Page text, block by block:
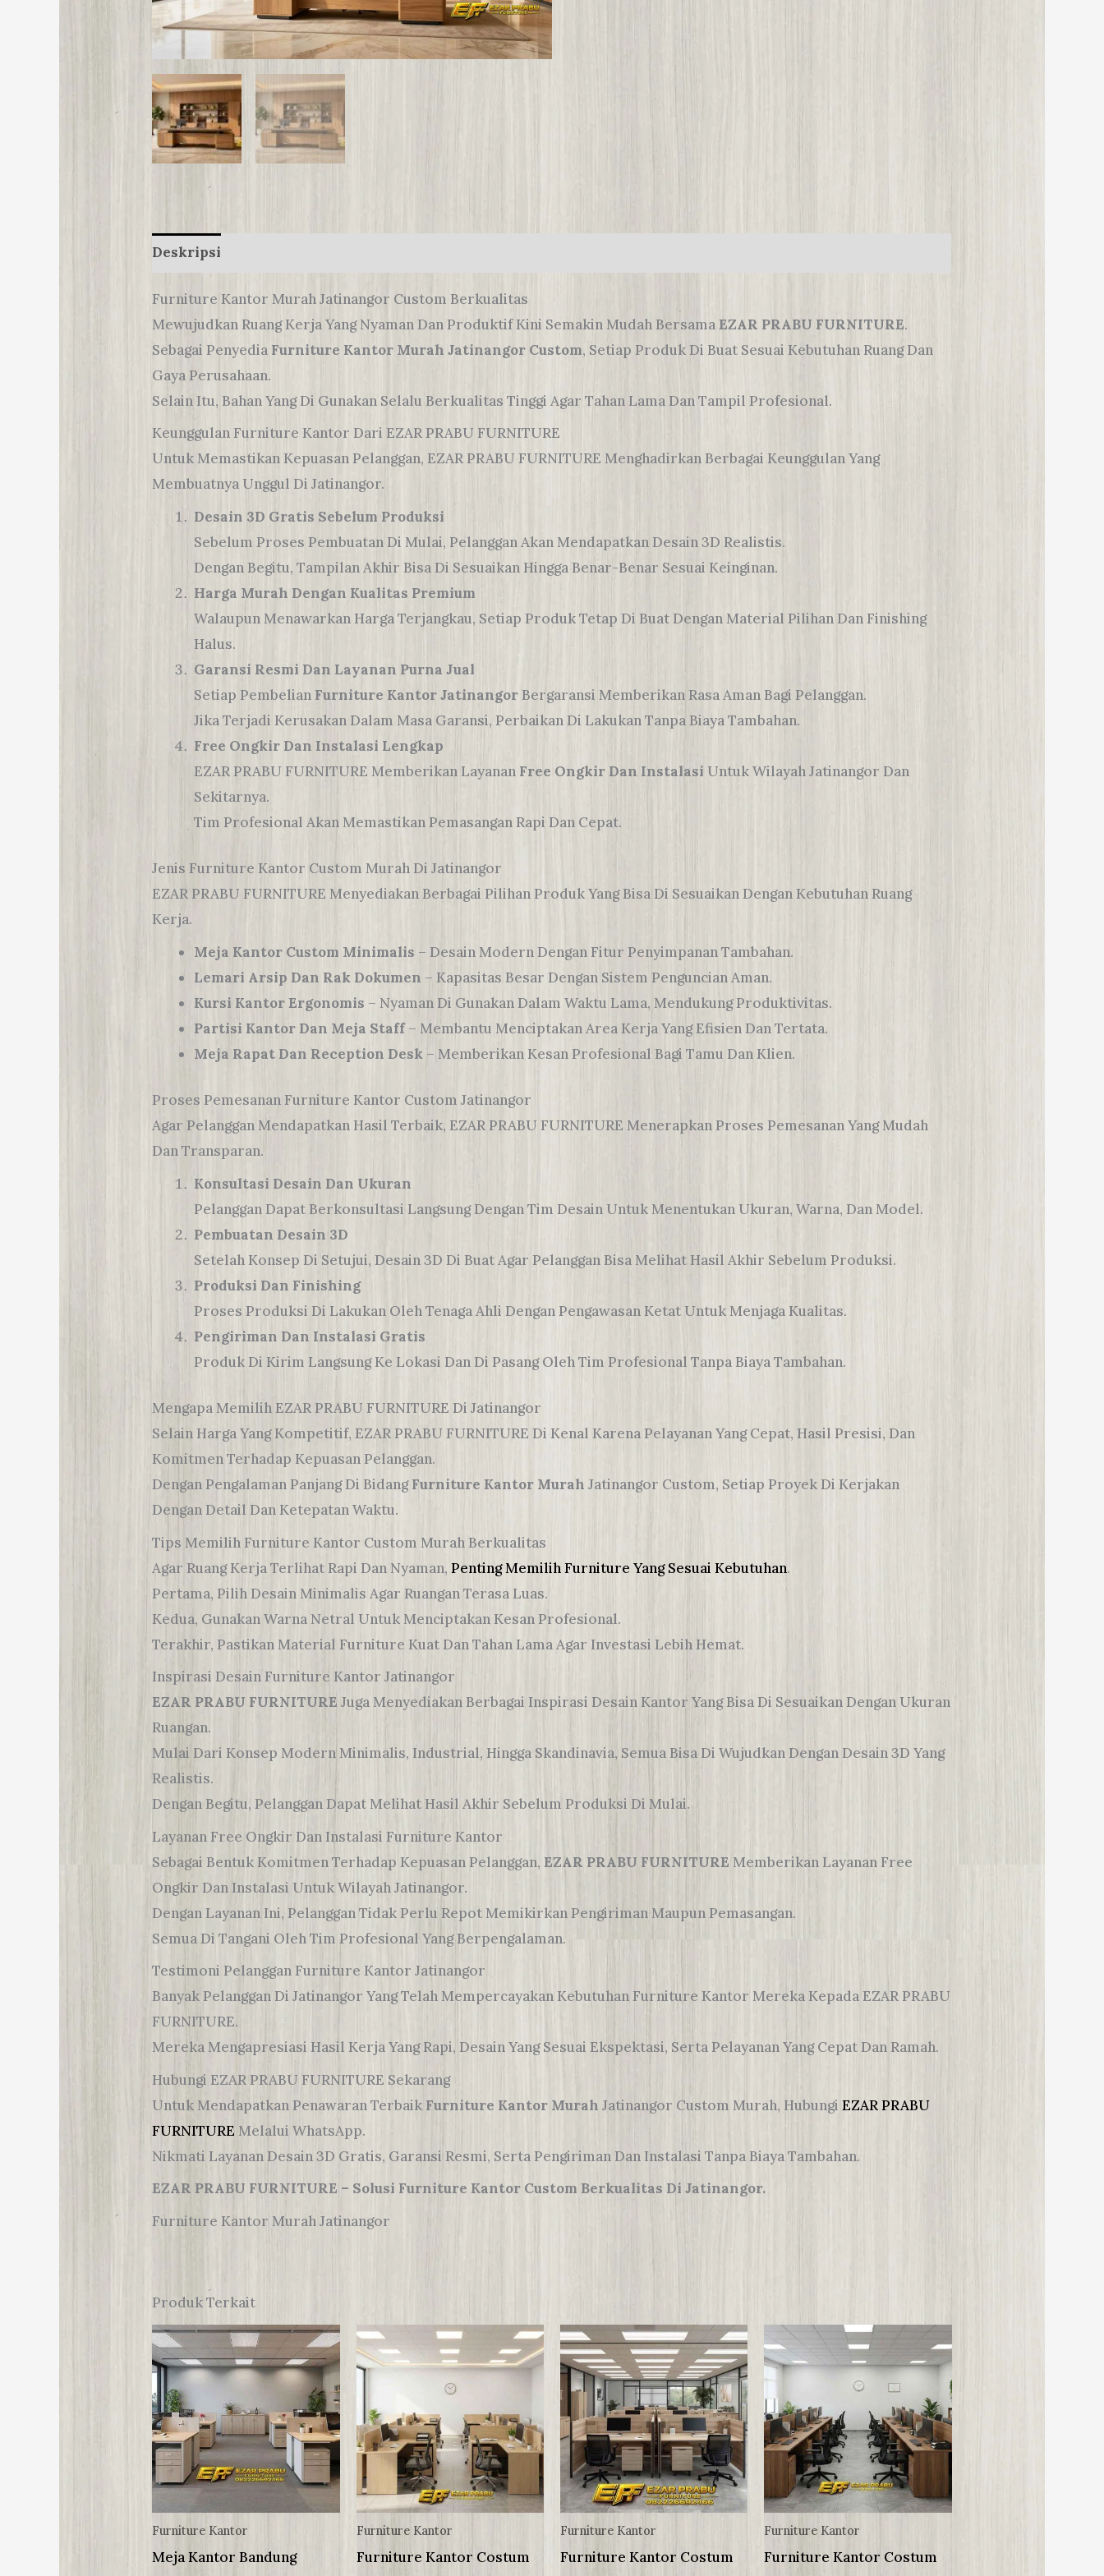
Deskripsi
Furniture Kantor Murah Jatinangor Custom Berkualitas
Mewujudkan Ruang Kerja Yang Nyaman Dan Produktif Kini Semakin Mudah BersamaEZAR PRABU FURNITURE.
Sebagai Penyedia Furniture Kantor Murah Jatinangor Custom, Setiap Produk Di Buat Sesuai Kebutuhan Ruang Dan
Gaya Perusahaan.
Selain Itu, Bahan Yang Di Gunakan Selalu Berkualitas Tinggi Agar Tahan Lama Dan Tampil Profesional.
Keunggulan Furniture Kantor Dari EZAR PRABU FURNITURE
Untuk Memastikan Kepuasan Pelanggan, EZAR PRABU FURNITURE Menghadirkan Berbagai Keunggulan Yang
Membuatnya Unggul Di Jatinangor.
Desain 3D Gratis Sebelum Produksi
Sebelum Proses Pembuatan Di Mulai, Pelanggan Akan Mendapatkan Desain 3D Realistis.
Dengan Begitu, Tampilan Akhir Bisa Di Sesuaikan Hingga Benar-Benar Sesuai Keinginan.
Harga Murah Dengan Kualitas Premium
Walaupun Menawarkan Harga Terjangkau, Setiap Produk Tetap Di Buat Dengan Material Pilihan Dan Finishing
Halus.
Garansi Resmi Dan Layanan Purna Jual
Setiap Pembelian Furniture Kantor Jatinangor Bergaransi Memberikan Rasa Aman Bagi Pelanggan.
Jika Terjadi Kerusakan Dalam Masa Garansi, Perbaikan Di Lakukan Tanpa Biaya Tambahan.
Free Ongkir Dan Instalasi Lengkap
EZAR PRABU FURNITURE Memberikan Layanan Free Ongkir Dan Instalasi Untuk Wilayah Jatinangor Dan
Sekitarnya.
Tim Profesional Akan Memastikan Pemasangan Rapi Dan Cepat.
Jenis Furniture Kantor Custom Murah Di Jatinangor
EZAR PRABU FURNITURE Menyediakan Berbagai Pilihan Produk Yang Bisa Di Sesuaikan Dengan Kebutuhan Ruang
Kerja.
Meja Kantor Custom Minimalis – Desain Modern Dengan Fitur Penyimpanan Tambahan.
Lemari Arsip Dan Rak Dokumen – Kapasitas Besar Dengan Sistem Penguncian Aman.
Kursi Kantor Ergonomis – Nyaman Di Gunakan Dalam Waktu Lama, Mendukung Produktivitas.
Partisi Kantor Dan Meja Staff– Membantu Menciptakan Area Kerja Yang Efisien Dan Tertata.
Meja Rapat Dan Reception Desk – Memberikan Kesan Profesional Bagi Tamu Dan Klien.
Proses Pemesanan Furniture Kantor Custom Jatinangor
Agar Pelanggan Mendapatkan Hasil Terbaik, EZAR PRABU FURNITURE Menerapkan Proses Pemesanan Yang Mudah
Dan Transparan.
Konsultasi Desain Dan Ukuran
Pelanggan Dapat Berkonsultasi Langsung Dengan Tim Desain Untuk Menentukan Ukuran, Warna, Dan Model.
Pembuatan Desain 3D
Setelah Konsep Di Setujui, Desain 3D Di Buat Agar Pelanggan Bisa Melihat Hasil Akhir Sebelum Produksi.
Produksi Dan Finishing
Proses Produksi Di Lakukan Oleh Tenaga Ahli Dengan Pengawasan Ketat Untuk Menjaga Kualitas.
Pengiriman Dan Instalasi Gratis
Produk Di Kirim Langsung Ke Lokasi Dan Di Pasang Oleh Tim Profesional Tanpa Biaya Tambahan.
Mengapa Memilih EZAR PRABU FURNITURE Di Jatinangor
Selain Harga Yang Kompetitif, EZAR PRABU FURNITURE Di Kenal Karena Pelayanan Yang Cepat, Hasil Presisi, Dan
Komitmen Terhadap Kepuasan Pelanggan.
Dengan Pengalaman Panjang Di BidangFurniture Kantor MurahJatinangor Custom, Setiap Proyek Di Kerjakan
Dengan Detail Dan Ketepatan Waktu.
Tips Memilih Furniture Kantor Custom Murah Berkualitas
Agar Ruang Kerja Terlihat Rapi Dan Nyaman,Penting Memilih Furniture Yang Sesuai Kebutuhan.
Pertama, Pilih Desain Minimalis Agar Ruangan Terasa Luas.
Kedua, Gunakan Warna Netral Untuk Menciptakan Kesan Profesional.
Terakhir, Pastikan Material Furniture Kuat Dan Tahan Lama Agar Investasi Lebih Hemat.
Inspirasi Desain Furniture Kantor Jatinangor
EZAR PRABU FURNITURE Juga Menyediakan Berbagai Inspirasi Desain Kantor Yang Bisa Di Sesuaikan Dengan Ukuran
Ruangan.
Mulai Dari Konsep Modern Minimalis, Industrial, Hingga Skandinavia, Semua Bisa Di Wujudkan Dengan Desain 3D Yang
Realistis.
Dengan Begitu, Pelanggan Dapat Melihat Hasil Akhir Sebelum Produksi Di Mulai.
Layanan Free Ongkir Dan Instalasi Furniture Kantor
Sebagai Bentuk Komitmen Terhadap Kepuasan Pelanggan,EZAR PRABU FURNITURE Memberikan Layanan Free
Ongkir Dan Instalasi Untuk Wilayah Jatinangor.
Dengan Layanan Ini, Pelanggan Tidak Perlu Repot Memikirkan Pengiriman Maupun Pemasangan.
Semua Di Tangani Oleh Tim Profesional Yang Berpengalaman.
Testimoni Pelanggan Furniture Kantor Jatinangor
Banyak Pelanggan Di Jatinangor Yang Telah Mempercayakan Kebutuhan Furniture Kantor Mereka Kepada EZAR PRABU
FURNITURE.
Mereka Mengapresiasi Hasil Kerja Yang Rapi, Desain Yang Sesuai Ekspektasi, Serta Pelayanan Yang Cepat Dan Ramah.
Hubungi EZAR PRABU FURNITURE Sekarang
Untuk Mendapatkan Penawaran Terbaik Furniture Kantor Murah Jatinangor Custom Murah, HubungiEZAR PRABU
FURNITURE Melalui WhatsApp.
Nikmati Layanan Desain 3D Gratis, Garansi Resmi, Serta Pengiriman Dan Instalasi Tanpa Biaya Tambahan.
EZAR PRABU FURNITURE – Solusi Furniture Kantor Custom Berkualitas Di Jatinangor.
Furniture Kantor Murah Jatinangor
Produk Terkait
Furniture Kantor
Meja Kantor Bandung
Furniture Kantor
Furniture Kantor Costum
Furniture Kantor
Furniture Kantor Costum
Furniture Kantor
Furniture Kantor Costum